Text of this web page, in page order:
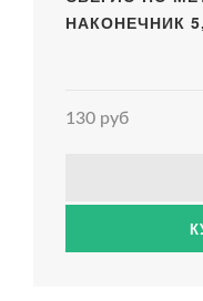
НАКОНЕЧНИК
130 руб